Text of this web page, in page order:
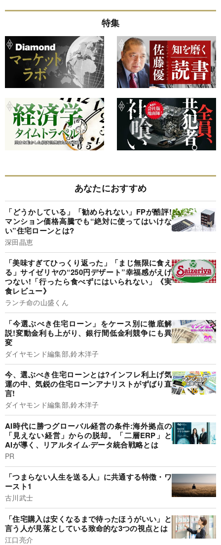
特集
あなたにおすすめ
「どうかしている」「勧められない」FPが酷評!
マンション価格高騰でも“絶対に使ってはいけな
い”住宅ローンとは?
深田晶恵
「美味すぎてひっくり返った」「まじ無限に食え
る」サイゼリヤの“250円デザート”幸福感がえげ
つない!「行ったら食べずにはいられない」《実
食レビュー》
ランチ命の山盛くん
「今選ぶべき住宅ローン」をケース別に徹底解
説!変動金利も上がり、銀行間低金利競争にも異
変
ダイヤモンド編集部,鈴木洋子
今、選ぶべき住宅ローンとは?インフレ利上げ気
運の中、気鋭の住宅ローンアナリストがずばり直
言!
ダイヤモンド編集部,鈴木洋子
AI時代に勝つグローバル経営の条件:海外拠点の
「見えない経営」からの脱却。「二層ERP」と
AIが導く、リアルタイム·データ統合戦略とは
PR
「つまらない人生を送る人」に共通する特徴・ワ
ースト1
古川武士
「住宅購入は安くなるまで待ったほうがいい」と
言う人が見落としている致命的な3つの視点とは
江口亮介